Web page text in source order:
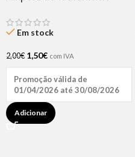
Hair (1 UNIDADE)
Em stock
2,00€ 1,50€ com IVA
Promoção válida de
01/04/2026 até 30/08/2026
Adicionar